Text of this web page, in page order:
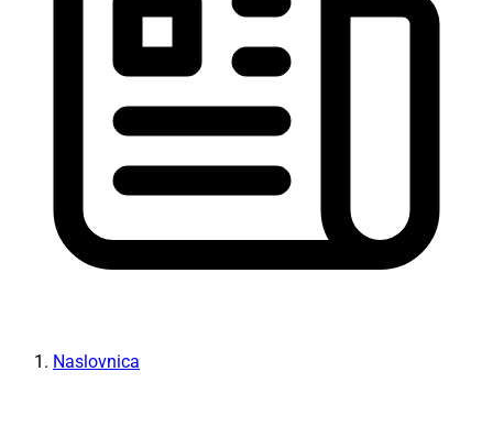
Naslovnica